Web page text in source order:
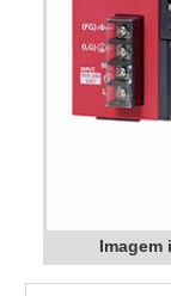
Imagem